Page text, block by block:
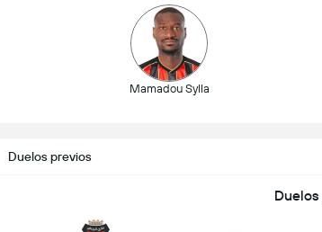
Mamadou Sylla
Duelos previos